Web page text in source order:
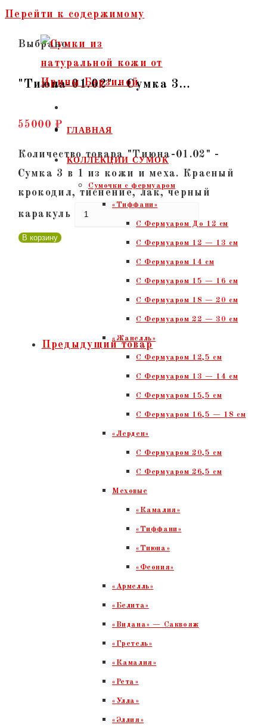
Перейти к содержимому
ГЛАВНАЯ
КОЛЛЕКЦИИ СУМОК
Сумочки c фермуаром
«Тиффани»
С Фермуаром До 12 см
С Фермуаром 12 — 13 см
С Фермуаром 14 см
С Фермуаром 15 — 16 см
C Фермуаром 18 — 20 см
С Фермуаром 22 — 30 см
«Жанелль»
С Фермуаром 12,5 см
С Фермуаром 13 — 14 см
С Фермуаром 15,5 см
С Фермуаром 16,5 — 18 см
«Лерден»
С Фермуаром 20,5 см
С Фермуаром 26,5 см
Меховые
«Камалия»
«Тиффани»
«Тиюна»
«Феония»
«Армелль»
«Белита»
«Видана» — Саквояж
«Гретель»
«Камалия»
«Рета»
«Улла»
«Эллия»
Выбрано:
"Тиюна-01.02" - Сумка 3…
55000 ₽
Количество товара "Тиюна-01.02" -
Сумка 3 в 1 из кожи и меха. Красный
крокодил, тиснение, лак, черный
каракуль
В корзину
Предыдущий товар